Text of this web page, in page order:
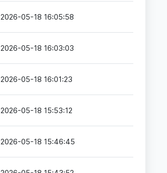
2026-05-18 16:05:58
2026-05-18 16:03:03
2026-05-18 16:01:23
2026-05-18 15:53:12
2026-05-18 15:46:45